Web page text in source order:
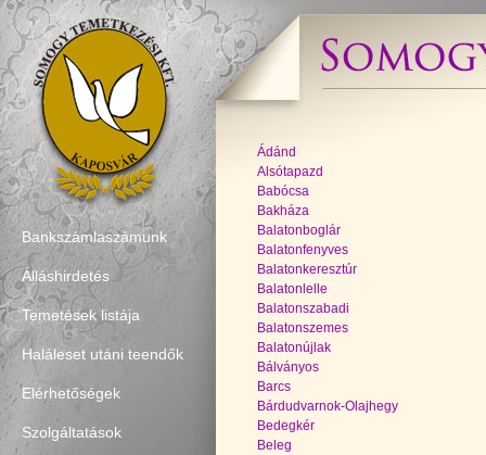
Bankszámlaszámunk
Álláshirdetés
Temetések listája
Haláleset utáni teendők
Elérhetőségek
Szolgáltatások
Ádánd
Alsótapazd
Babócsa
Bakháza
Balatonboglár
Balatonfenyves
Balatonkeresztúr
Balatonlelle
Balatonszabadi
Balatonszemes
Balatonújlak
Bálványos
Barcs
Bárdudvarnok-Olajhegy
Bedegkér
Beleg